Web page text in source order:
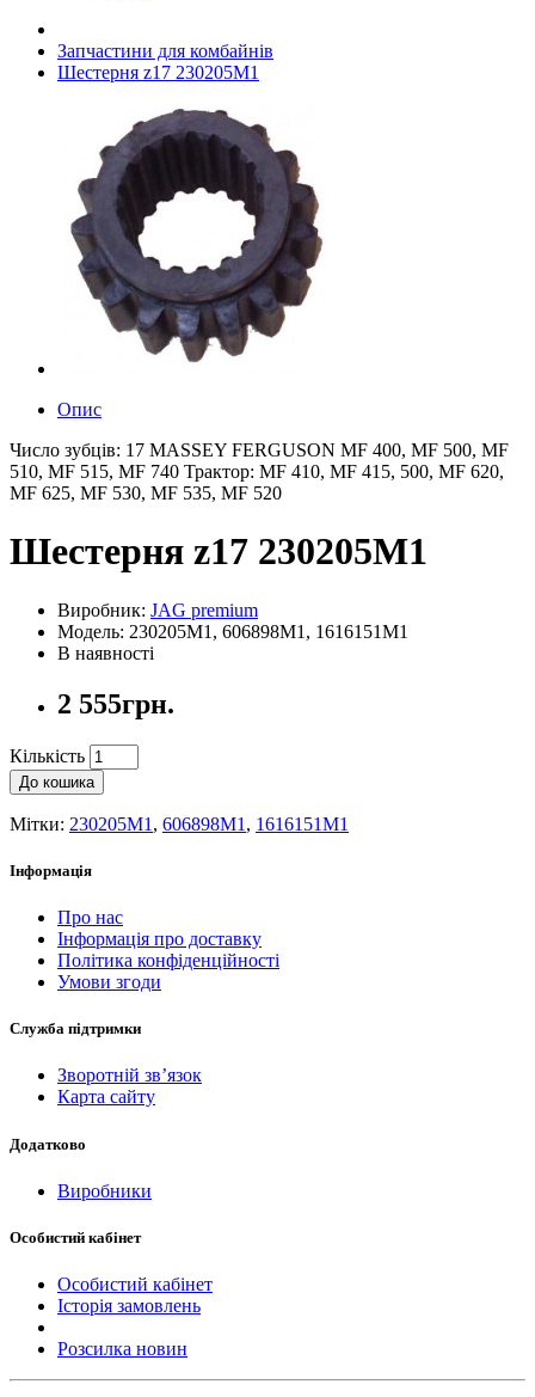
Запчастини для комбайнів
Шестерня z17 230205M1
Опис
Число зубців: 17 MASSEY FERGUSON MF 400, MF 500, MF
510, MF 515, MF 740 Трактор: MF 410, MF 415, 500, MF 620,
MF 625, MF 530, MF 535, MF 520
Шестерня z17 230205M1
Виробник: JAG premium
Модель: 230205M1, 606898M1, 1616151M1
В наявності
2 555грн.
Кількість
До кошика
Мітки: 230205M1 , 606898M1 , 1616151M1
Інформація
Про нас
Інформація про доставку
Політика конфіденційності
Умови згоди
Служба підтримки
Зворотній зв’язок
Карта сайту
Додатково
Виробники
Особистий кабінет
Особистий кабінет
Історія замовлень
Розсилка новин